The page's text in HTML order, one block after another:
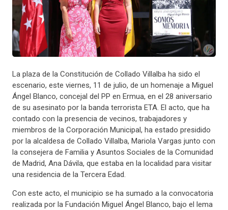
La plaza de la Constitución de Collado Villalba ha sido el
escenario, este viernes, 11 de julio, de un homenaje a Miguel
Ángel Blanco, concejal del PP en Ermua, en el 28 aniversario
de su asesinato por la banda terrorista ETA. El acto, que ha
contado con la presencia de vecinos, trabajadores y
miembros de la Corporación Municipal, ha estado presidido
por la alcaldesa de Collado Villalba, Mariola Vargas junto con
la consejera de Familia y Asuntos Sociales de la Comunidad
de Madrid, Ana Dávila, que estaba en la localidad para visitar
una residencia de la Tercera Edad.
Con este acto, el municipio se ha sumado a la convocatoria
realizada por la Fundación Miguel Ángel Blanco, bajo el lema